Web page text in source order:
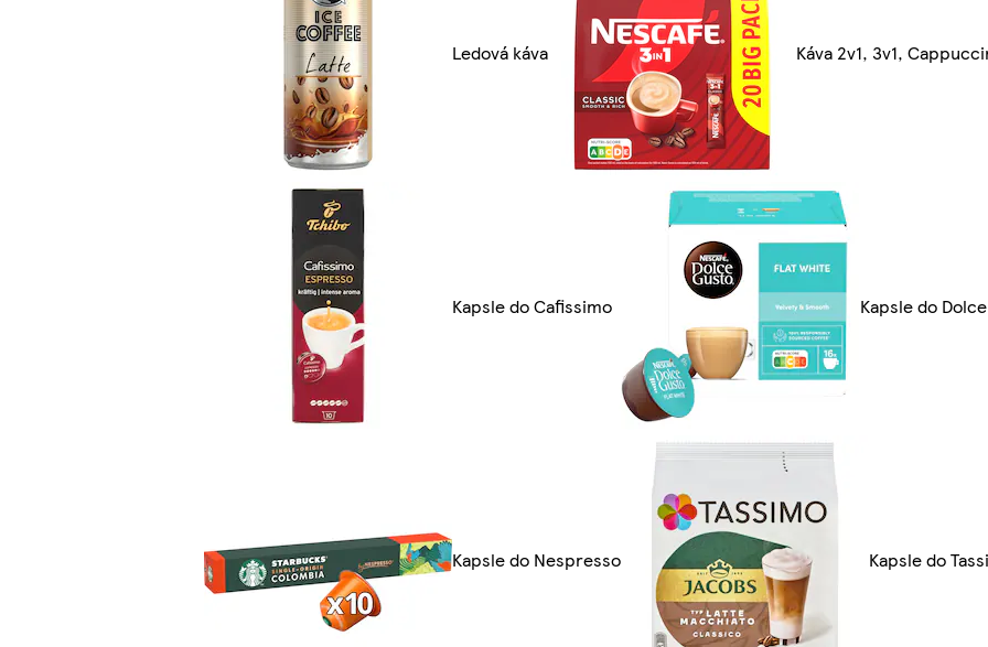
Ledová káva Káva 2v1, 3v1,
Kapsle do Cafissimo Kapsle do
Kapsle do Nespresso Kapsle do